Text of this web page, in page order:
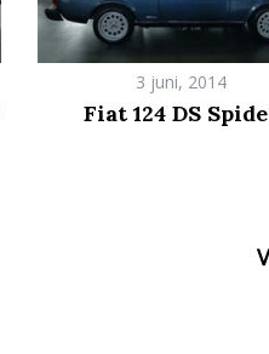
3 juni, 2014
Fiat 124 DS